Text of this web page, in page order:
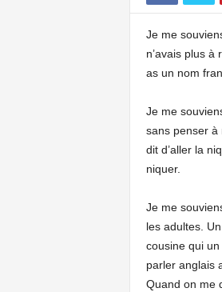
Je me
n’avais plus à
as un nom
Je me
sans penser à
dit d’aller la
niquer.
Je me
les adultes.
cousine qui un
parler anglais
Quand on me